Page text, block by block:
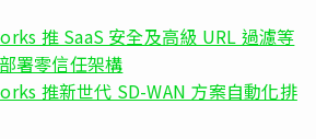
推 SaaS 安全及高級 URL 過濾等
署零信任架構
推新世代 SD-WAN 方案自動化排